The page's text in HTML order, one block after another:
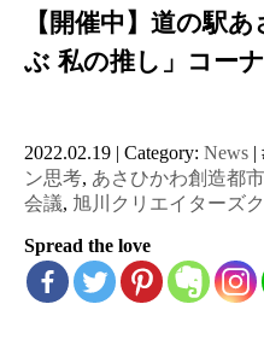
【開催中】道の駅
ぶ 私の推し」コー
2022.02.19 | Category: News |
ン思考, あさひかわ創造都
会議, 旭川クリエイターズ
Spread the love